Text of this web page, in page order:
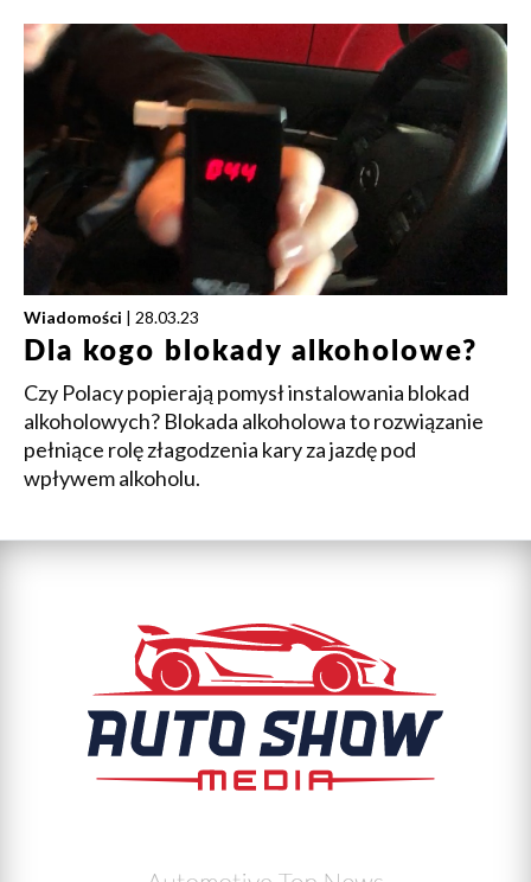
Wiadomości | 28.03.23
Dla kogo blokady alkoholowe?
Czy Polacy popierają pomysł instalowania blokad
alkoholowych? Blokada alkoholowa to rozwiązanie
pełniące rolę złagodzenia kary za jazdę pod
wpływem alkoholu.